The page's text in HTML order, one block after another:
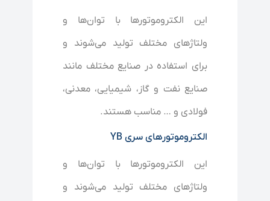
این الکتروموتورها با توان‌ها و
ولتاژهای مختلف تولید می‌شوند و
برای استفاده در صنایع مختلف مانند
صنایع نفت و گاز، شیمیایی، معدنی،
فولادی و … مناسب هستند.
الکتروموتورهای سری YB
این الکتروموتورها با توان‌ها و
ولتاژهای مختلف تولید می‌شوند و